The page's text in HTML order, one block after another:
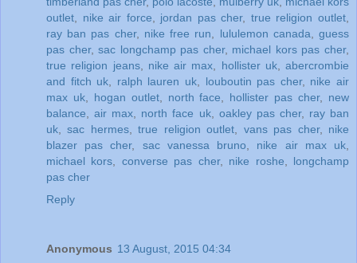
outlet
nike air force jordan pas cher, true religion outlet
ray ban pas cher, nike free run lululemon canada ,guess
pas cher,sac longchamp pas cher, michael kors pas cher,
true religion jeans, nike air max hollister uk, abercrombie
and fitch uk
ralph lauren uk louboutin pas cher, nike air
max uk, hogan outlet, north face hollister pas cher, new
balance ,air max north face uk, oakley pas cher, ray ban
uk ,sac hermes,true religion outlet vans pas cher, nike
blazer pas cher, sac vanessa bruno nike air max uk
michael kors
converse pas cher, nike roshe
longchamp
pas cher
Reply
Anonymous 13 August, 2015 04:34